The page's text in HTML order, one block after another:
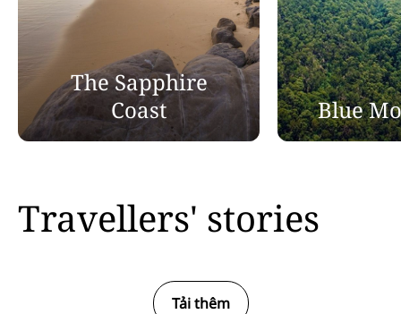
The Sapphire
Coast
Blue
Travellers' stories
Tải thêm